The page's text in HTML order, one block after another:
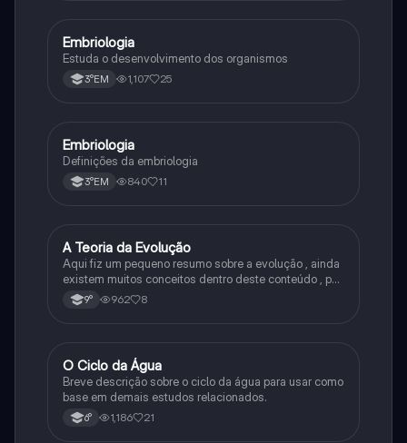
Biologia
Embriologia
Estuda o desenvolvimento dos organismos
3°EM 1,107 25
Biologia
Embriologia
Definições da embriologia
3°EM 840 11
Biologia
A Teoria da Evolução
Aqui fiz um pequeno resumo sobre a evolução , ainda
existem muitos conceitos dentro deste conteúdo , por
isso sempre é bom procurar por mais fontes e
algumas questões para se resolver e fixar melhor.
9° 962 8
Química
O Ciclo da Água
Breve descrição sobre o ciclo da água para usar como
base em demais estudos relacionados.
6° 1,186 21